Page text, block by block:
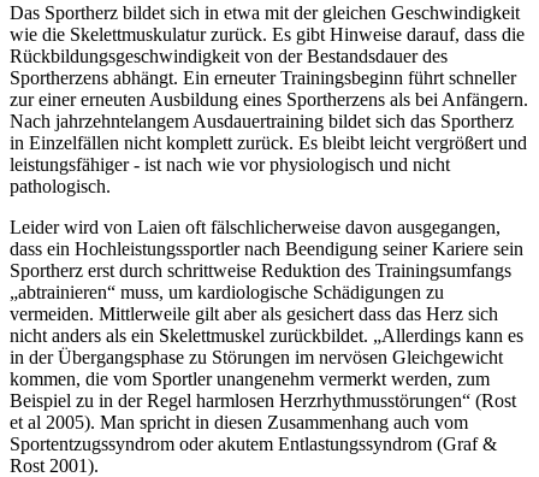
Das Sportherz bildet sich in etwa mit der gleichen Geschwindigkeit
wie die Skelettmuskulatur zurück. Es gibt Hinweise darauf, dass die
Rückbildungsgeschwindigkeit von der Bestandsdauer des
Sportherzens abhängt. Ein erneuter Trainingsbeginn führt schneller
zur einer erneuten Ausbildung eines Sportherzens als bei Anfängern.
Nach jahrzehntelangem Ausdauertraining bildet sich das Sportherz
in Einzelfällen nicht komplett zurück. Es bleibt leicht vergrößert und
leistungsfähiger - ist nach wie vor physiologisch und nicht
pathologisch.
Leider wird von Laien oft fälschlicherweise davon ausgegangen,
dass ein Hochleistungssportler nach Beendigung seiner Kariere sein
Sportherz erst durch schrittweise Reduktion des Trainingsumfangs
„abtrainieren“ muss, um kardiologische Schädigungen zu
vermeiden. Mittlerweile gilt aber als gesichert dass das Herz sich
nicht anders als ein Skelettmuskel zurückbildet. „Allerdings kann es
in der Übergangsphase zu Störungen im nervösen Gleichgewicht
kommen, die vom Sportler unangenehm vermerkt werden, zum
Beispiel zu in der Regel harmlosen Herzrhythmusstörungen“ (Rost
et al 2005). Man spricht in diesen Zusammenhang auch vom
Sportentzugssyndrom oder akutem Entlastungssyndrom (Graf &
Rost 2001).